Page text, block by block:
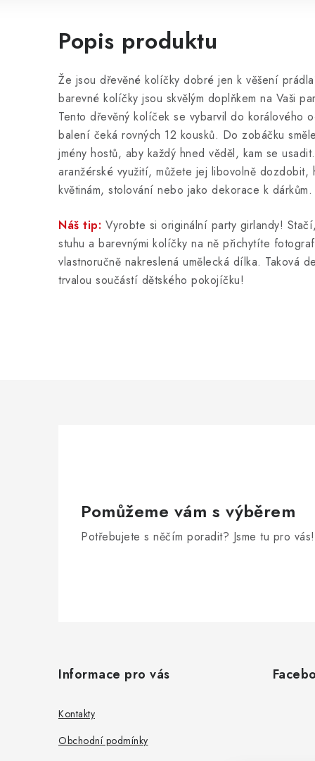
Popis produktu
Že jsou dřevěné kolíčky dobré jen k věšení
barevné kolíčky jsou skvělým doplňkem na Vaši
Tento dřevěný kolíček se vybarvil do korálového
balení čeká rovných 12 kousků. Do zobáčku
jmény hostů, aby každý hned věděl, kam se
aranžérské využití, můžete jej libovolně
květinám, stolování nebo jako dekorace k dárkům.
Náš tip: Vyrobte si originální party girlandy!
stuhu a barevnými kolíčky na ně přichytíte
vlastnoručně nakreslená umělecká dílka. Taková
trvalou součástí dětského pokojíčku!
Pomůžeme vám s výběrem
Potřebujete s něčím poradit? Jsme tu pro vás!
Informace pro vás
Kontakty
Obchodní podmínky